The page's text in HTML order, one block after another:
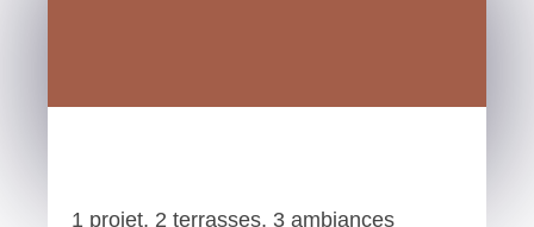
1 projet, 2 terrasses, 3 ambiances